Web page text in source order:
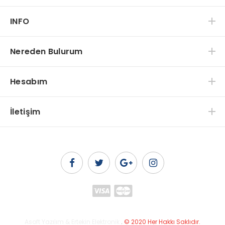
INFO
Nereden Bulurum
Hesabım
İletişim
. © 2020 Her Hakkı Saklıdır.